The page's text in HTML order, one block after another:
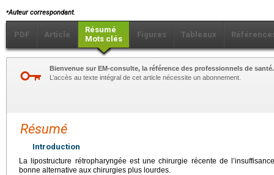
⁎Auteur correspondant.
PDF Article
Résumé
Mots clés
Figures Tableaux
Bienvenue sur EM-consulte, la référence des professionnels de santé.
L’accès au texte intégral de cet article nécessite un abonnement.
Résumé
Introduction
La lipostructure rétropharyngée est une chirurgie récente de
bonne alternative aux chirurgies plus lourdes.